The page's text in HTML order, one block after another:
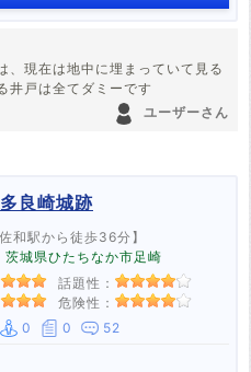
、現在は地中に埋まっていて見る
井戸は全てダミーです
ユーザーさん
良崎城跡
和駅から徒歩36分】
城県ひたちなか市足崎
話題性：
危険性：
0 0 52